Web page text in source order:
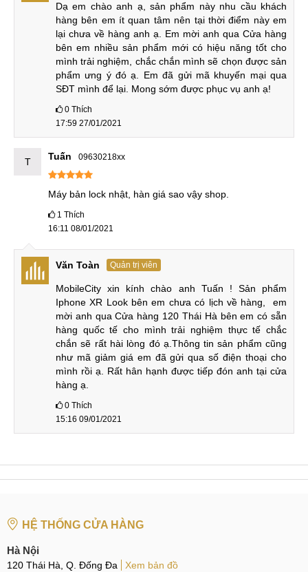
HÀ NỘI:Số 120 Thái Hà , Q.Đống Đa - ĐT:097.120.6688
Số 398 Cầu Giấy, Q.Cầu Giấy - ĐT: 096.1111.398
Số 123 Trần Quang Khải, Q.1 - ĐT:0965.123.123
Số 602 Lê Hồng Phong,Q.10 - ĐT:097.1111.602
ĐÀ NẴNG:
Khê-ĐT: 096.123.9797
Dạ em chào anh ạ, sản phẩm này nhu cầu khách
hàng bên em ít quan tâm nên tại thời điểm này em
lại chưa về hàng anh ạ. Em mời anh qua Cửa hàng
bên em nhiều sản phẩm mới có hiệu năng tốt cho
mình trải nghiệm, chắc chắn mình sẽ chọn được sản
phẩm ưng ý đó ạ. Em đã gửi mã khuyến mại qua
SĐT mình để lại. Mong sớm được phục vụ anh ạ!
0 Thích
17:59 27/01/2021
T Tuấn 09630218xx
Máy bản lock nhật, hàn giá sao vậy shop.
1 Thích
16:11 08/01/2021
Văn Toàn Quản trị viên
MobileCity xin kính chào anh Tuấn ! Sản phẩm
Iphone XR Look bên em chưa có lịch về hàng,  em
mời anh qua Cửa hàng 120 Thái Hà bên em có sẵn
hàng quốc tế cho mình trải nghiệm thực tế chắc
chắn sẽ rất hài lòng đó ạ.Thông tin sản phẩm cũng
như mã giảm giá em đã gửi qua số điện thoại cho
mình rồi ạ. Rất hân hạnh được tiếp đón anh tại cửa
hàng ạ.
0 Thích
15:16 09/01/2021
HỆ THỐNG CỬA HÀNG
Hà Nội
120 Thái Hà, Q. Đống Đa
Xem bản đồ